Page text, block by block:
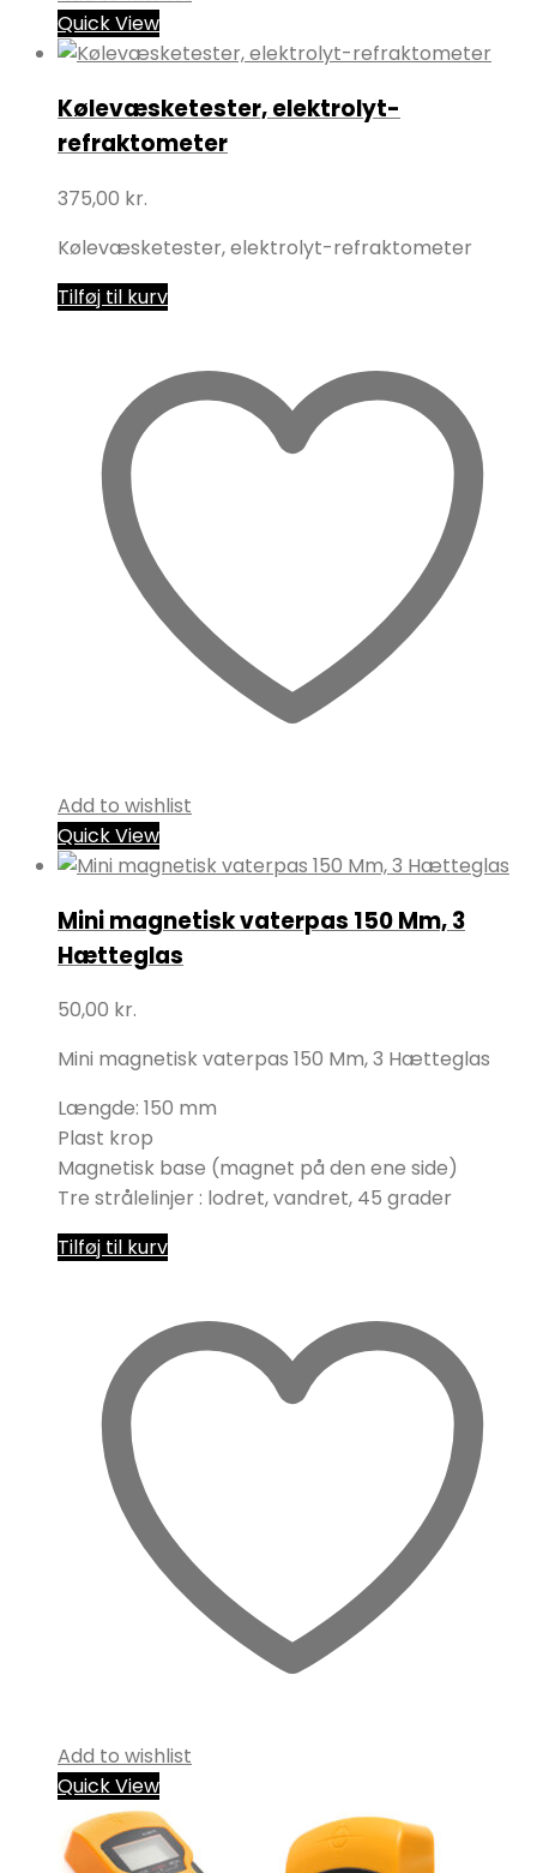
Quick View
Kølevæsketester, elektrolyt-
refraktometer
375,00 kr.
Kølevæsketester, elektrolyt-refraktometer
Tilføj til kurv
Add to wishlist
Quick View
Mini magnetisk vaterpas 150 Mm, 3
Hætteglas
50,00 kr.
Mini magnetisk vaterpas 150 Mm, 3 Hætteglas
Længde: 150 mm
Plast krop
Magnetisk base (magnet på den ene side)
Tre strålelinjer : lodret, vandret, 45 grader
Tilføj til kurv
Add to wishlist
Quick View